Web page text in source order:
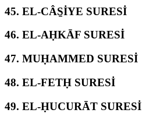
45. EL-CÂS̱İYE SURESİ
46. EL-AḤKĀF SURESİ
47. MUḤAMMED SURESİ
48. EL-FETḤ SURESİ
49. EL-ḤUCURĀT SURESİ